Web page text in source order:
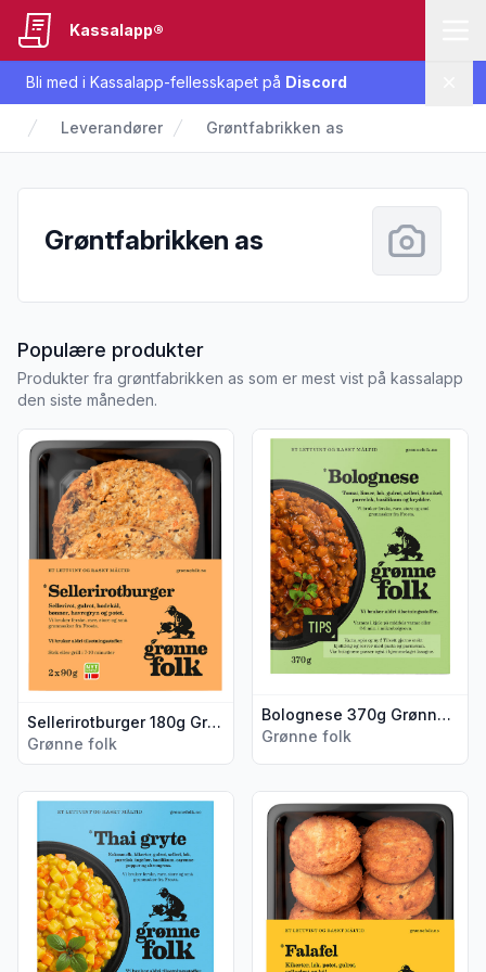
Bli med i Kassalapp-fellesskapet på Discord
Kassalapp®
Leverandører Grøntfabrikken as
Grøntfabrikken as
Populære produkterfra Grøntfabrikken as
Produkter fra grøntfabrikken as som er mest vist på kassalapp
den siste måneden.
Sellerirotburger 180g Grønne Folk
Grønne folk
Vis flere detaljer for produktet "Sellerirotburger 180g
Bolognese 370g Grønne Folk
Grønne folk
Vis flere detaljer for
Vis flere detaljer for produktet "Thaigryte 370g Grønne
Vis flere detaljer for